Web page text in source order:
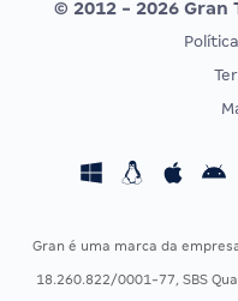
CONCURSOS POR
Concursos Fiscais
© 2012 - 2026 Gran
Gran é uma marca da
18.260.822/0001-77, SBS